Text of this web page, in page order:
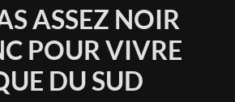
ASSEZ NOIR
POUR VIVRE
DU SUD